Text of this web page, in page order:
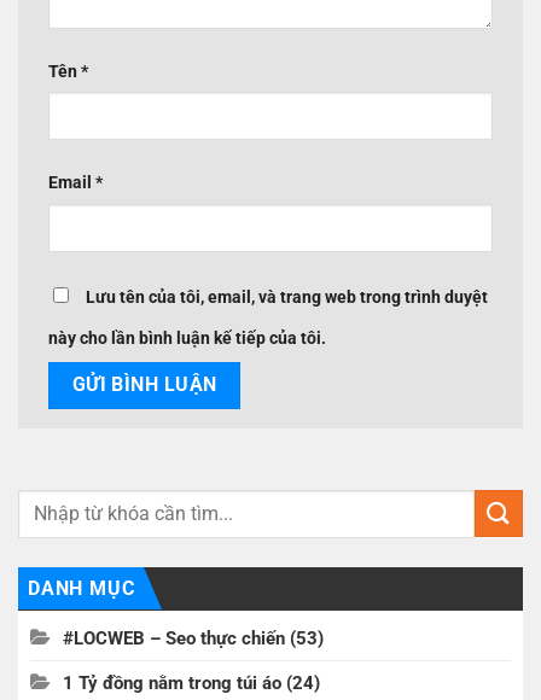
Tên *
Email *
Lưu tên của tôi, email, và trang web trong trình duyệt
này cho lần bình luận kế tiếp của tôi.
DANH MỤC
#LOCWEB – Seo thực chiến (53)
1 Tỷ đồng nằm trong túi áo (24)